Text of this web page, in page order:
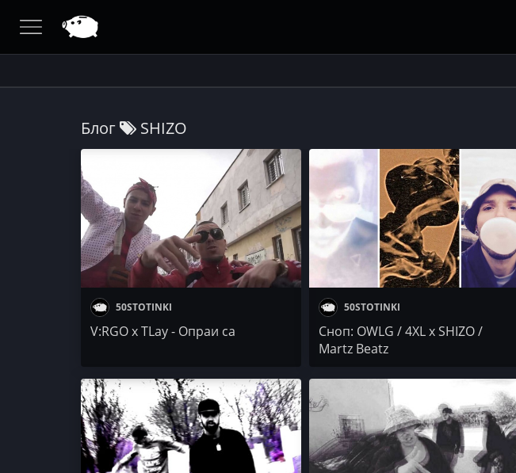
Блог SHIZO
50STOTINKI
V:RGO x TLay - Опраи са
50STOTINKI
Сноп: OWLG / 4XL x SHIZO /
Martz Beatz